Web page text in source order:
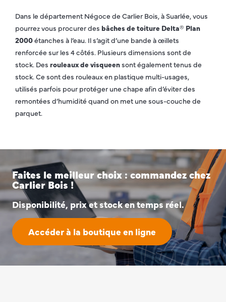
Dans le département Négoce de Carlier Bois, à Suarlée, vous
pourrez vous procurer des bâches de toiture Delta® Plan
2000étanches à l’eau. Il s’agit d’une bande à œillets
renforcée sur les 4 côtés. Plusieurs dimensions sont de
stock. Des rouleaux de visqueensont également tenus de
stock. Ce sont des rouleaux en plastique multi-usages,
utilisés parfois pour protéger une chape afin d’éviter des
remontées d’humidité quand on met une sous-couche de
parquet.
Faites le meilleur choix : commandez chez
Carlier Bois !
Disponibilité, prix et stock en temps réel.
Accéder à la boutique en ligne